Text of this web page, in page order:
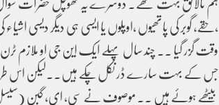
،حقے، گوبر کی پاتھیوں ،اوپلوں یا ایسی ہی دیگر دیسی
وقت گزر گیا ۔۔ چند سال پہلے ایک این جی او
جس کے بہت سارے ڈر نکل چکے ہیں۔۔لیکن اس طرح
بیٹھے ہوئے ہیں ۔۔ موصوف نے سی، ای، گبن